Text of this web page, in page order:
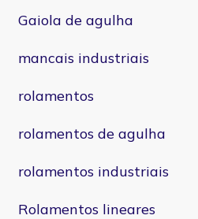
Gaiola de agulha
mancais industriais
rolamentos
rolamentos de agulha
rolamentos industriais
Rolamentos lineares